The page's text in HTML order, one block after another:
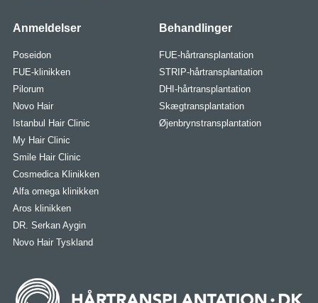
Anmeldelser
Poseidon
FUE-klinikken
Pilorum
Novo Hair
Istanbul Hair Clinic
My Hair Clinic
Smile Hair Clinic
Cosmedica Klinikken
Alfa omega klinikken
Aros klinikken
DR. Serkan Aygin
Novo Hair Tyskland
Behandlinger
FUE-hårtransplantation
STRIP-hårtransplantation
DHI-hårtransplantation
Skægtransplantation
Øjenbrynstransplantation